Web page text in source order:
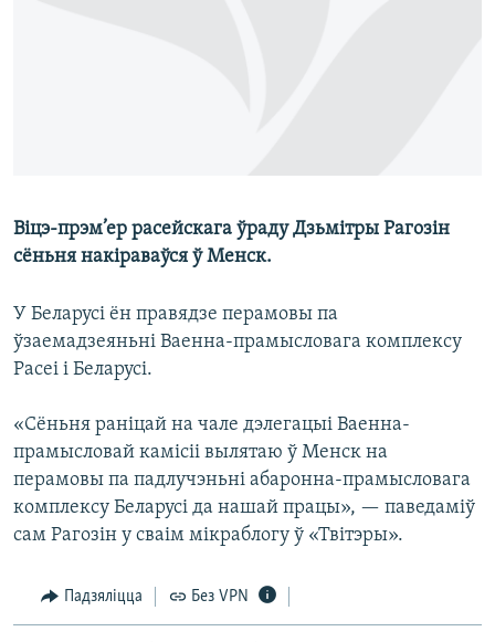
Віцэ-прэм’ер расейскага ўраду Дзьмітры Рагозін
сёньня накіраваўся ў Менск.
У Беларусі ён правядзе перамовы па
ўзаемадзеяньні Ваенна-прамысловага комплексу
Расеі і Беларусі.
«Сёньня раніцай на чале дэлегацыі Ваенна-
прамысловай камісіі вылятаю ў Менск на
перамовы па падлучэньні абаронна-прамысловага
комплексу Беларусі да нашай працы», — паведаміў
сам Рагозін у сваім мікраблогу ў «Твітэры».
Падзяліцца Без VPN